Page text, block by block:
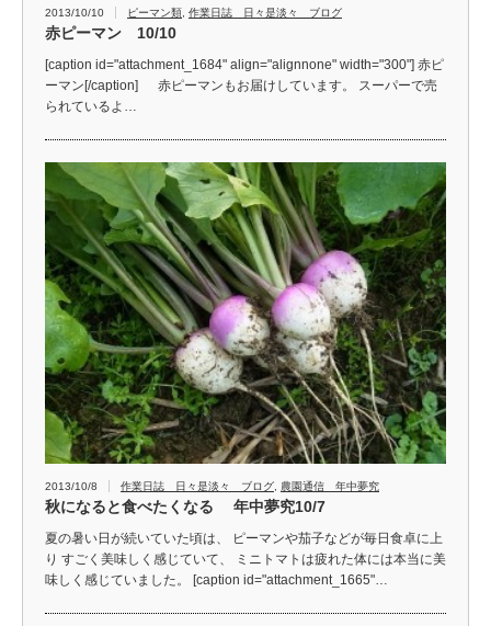
2013/10/10 ピーマン類, 作業日誌 日々是淡々 ブログ
赤ピーマン 10/10
[caption id="attachment_1684" align="alignnone" width="300"] 赤ピ
ーマン[/caption] 赤ピーマンもお届けしています。 スーパーで売
られているよ…
2013/10/8 作業日誌 日々是淡々 ブログ 農園通信 年中夢究
秋になると食べたくなる 年中夢究10/7
夏の暑い日が続いていた頃は、 ピーマンや茄子などが毎日食卓に上
り すごく美味しく感じていて、 ミニトマトは疲れた体には本当に美
味しく感じていました。 [caption id="attachment_1665"…